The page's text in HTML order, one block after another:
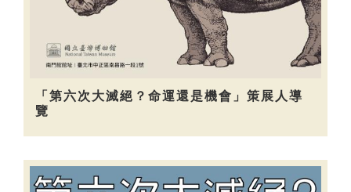
「第六次大滅絕？命運還是機會」策展人導
覽